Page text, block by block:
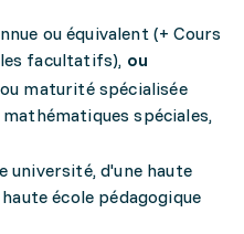
ou équivalent (+ Cours
facultatifs), ou
maturité spécialisée
spéciales,
université, d'une haute
école pédagogique